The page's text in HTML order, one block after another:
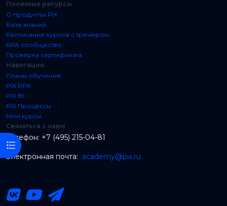
Открыть оглавление курса
Полезные ресурсы
О продуктах PIX
База знаний
Расписание курсов с тренером
RPA сообщество
Проверка сертификата
Навигация
Планы обучения
PIX RPA
PIX BI
PIX Процессы
Мои курсы
Связаться с нами
Телефон: +7 (495) 215-04-81
Электронная почта: academy@pix.ru